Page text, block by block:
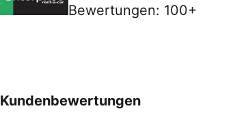
Bewertungen: 100+
Kundenbewertungen